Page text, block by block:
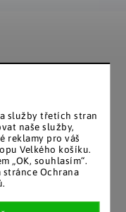
služby třetích stran
naše služby,
reklamy pro váš
Velkého košíku.
„OK, souhlasím“.
Ochrana
v tištěné
zákazníkům